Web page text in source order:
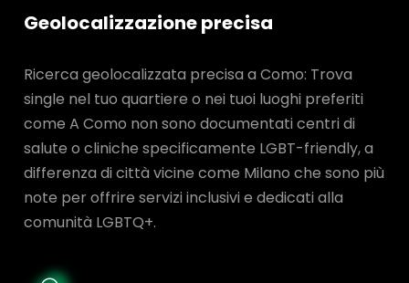
Geolocalizzazione precisa
Ricerca geolocalizzata precisa a Como: Trova
single nel tuo quartiere o nei tuoi luoghi preferiti
come A Como non sono documentati centri di
salute o cliniche specificamente LGBT-friendly, a
differenza di città vicine come Milano che sono più
note per offrire servizi inclusivi e dedicati alla
comunità LGBTQ+.